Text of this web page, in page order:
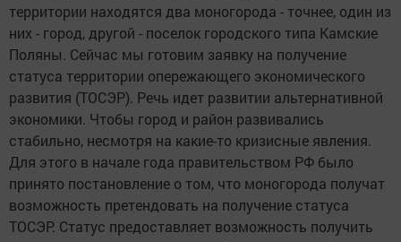
территории находятся два моногорода - точнее, один из
них - город, другой - поселок городского типа Камские
Поляны. Сейчас мы готовим заявку на получение
статуса территории опережающего экономического
развития (ТОСЭР). Речь идет развитии альтернативной
экономики. Чтобы город и район развивались
стабильно, несмотря на какие-то кризисные явления.
Для этого в начале года правительством РФ было
принято постановление о том, что моногорода получат
возможность претендовать на получение статуса
ТОСЭР. Статус предоставляет возможность получить